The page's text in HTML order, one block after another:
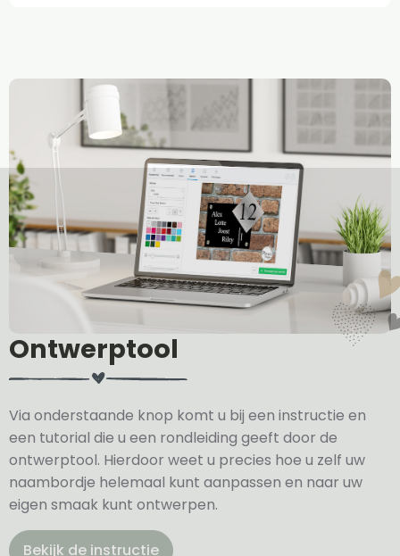
Ontwerptool
Via onderstaande knop komt u bij een instructie en
een tutorial die u een rondleiding geeft door de
ontwerptool. Hierdoor weet u precies hoe u zelf uw
naambordje helemaal kunt aanpassen en naar uw
eigen smaak kunt ontwerpen.
Bekijk de instructie